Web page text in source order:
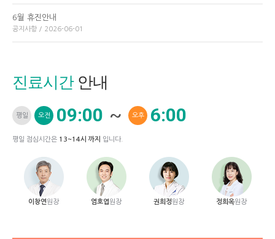
6월 휴진안내
공지사항 / 2026-06-01
진료시간안내
평일 오전 09:00 ~ 오후 6:00
평일 점심시간은 13~14시 까지 입니다.
이창연원장 염호엽원장 권희정원장 정희옥원장